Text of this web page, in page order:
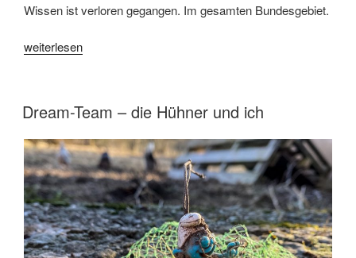
Wissen ist verloren gegangen. Im gesamten Bundesgebiet.
„Trüffel
–
lasst
Woopee
vor“
weiterlesen
VERÖFFENTLICHT
AM
Dream-Team – die Hühner und ich